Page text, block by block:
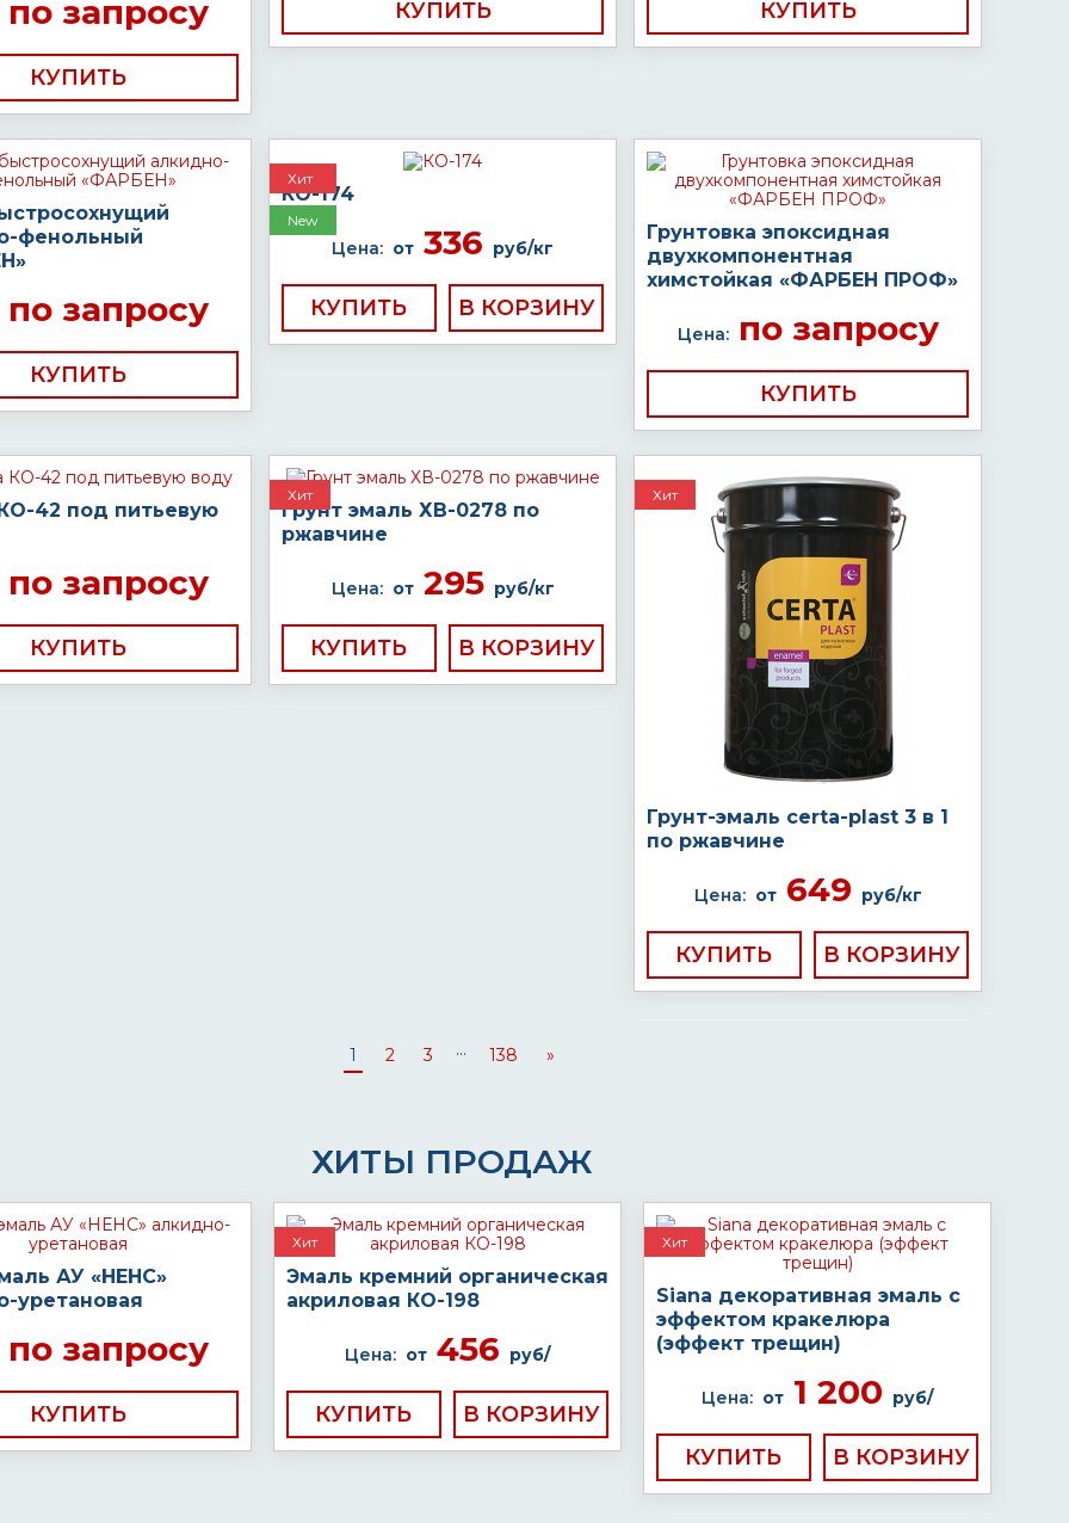
запросу
КУПИТЬ
КУПИТЬ КУПИТЬ
фенольный
запросу
КУПИТЬ
Хит
New
КО-174
Цена: от 336 руб/кг
КУПИТЬ
Грунтовка эпоксидная
двухкомпонентная
химстойкая «ФАРБЕН ПРОФ»
Цена:по запросу
КУПИТЬ
42 под питьевую
запросу
КУПИТЬ
Хит
Грунт эмаль ХВ-0278 по
ржавчине
Цена: от295 руб/кг
КУПИТЬ
Хит
Грунт-эмаль certa-plast 3 в 1
по ржавчине
Цена: от649 руб/кг
КУПИТЬ
1 2 3 ... 138 »
ХИТЫ ПРОДАЖ
АУ «НЕНС»
уретановая
запросу
КУПИТЬ
Хит
Эмаль кремний органическая
акриловая КО-198
Цена: от 456 руб/
КУПИТЬ
Хит
Siana декоративная эмаль с
эффектом кракелюра
(эффект трещин)
Цена: от 1 200 руб/
КУПИТЬ